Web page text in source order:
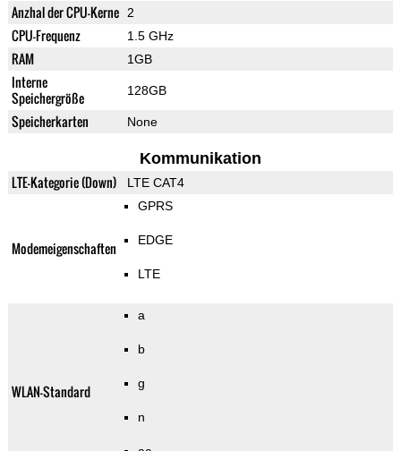
Anzhal der CPU-Kerne 2
CPU-Frequenz 1.5 GHz
RAM 1GB
Interne
Speichergröße
128GB
Speicherkarten None
Kommunikation
LTE-Kategorie (Down) LTE CAT4
Modemeigenschaften
GPRS
EDGE
LTE
WLAN-Standard
a
b
g
n